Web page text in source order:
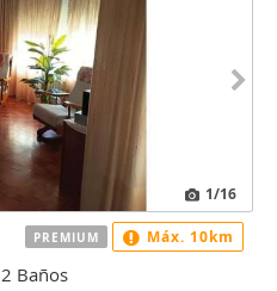
1/16
2 Baños
PREMIUM Máx. 10km